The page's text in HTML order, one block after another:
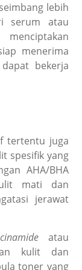
lebih
serum atau
menerima
bekerja
tertentu juga
spesifik yang
AHA/BHA
mati dan
jerawat
atau
kulit dan
toner yang